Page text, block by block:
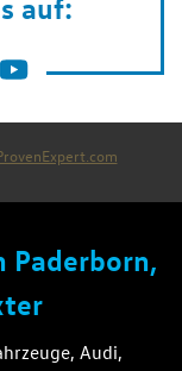
auf:
Paderborn,
Audi,